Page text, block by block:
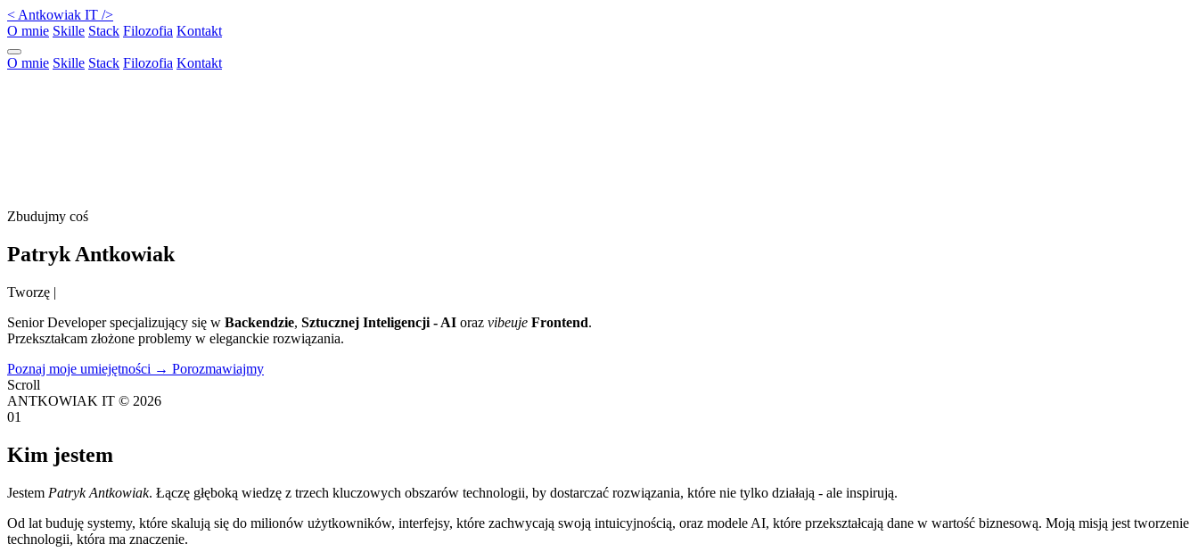
< Antkowiak IT />
O mnie Skille Stack Filozofia Kontakt
O mnie Skille Stack Filozofia Kontakt
Zbudujmy coś
Patryk Antkowiak
Tworzę |
Senior Developer specjalizujący się w Backendzie, Sztucznej Inteligencji - AI oraz vibeuje Frontend.
Przekształcam złożone problemy w eleganckie rozwiązania.
Poznaj moje umiejętności → Porozmawiajmy
Scroll
ANTKOWIAK IT © 2026
01
Kim jestem
Jestem Patryk Antkowiak. Łączę głęboką wiedzę z trzech kluczowych obszarów technologii, by dostarczać rozwiązania, które nie tylko działają - ale inspirują.
Od lat buduję systemy, które skalują się do milionów użytkowników, interfejsy, które zachwycają swoją intuicyjnością, oraz modele AI, które przekształcają dane w wartość biznesową. Moją misją jest tworzenie
technologii, która ma znaczenie.